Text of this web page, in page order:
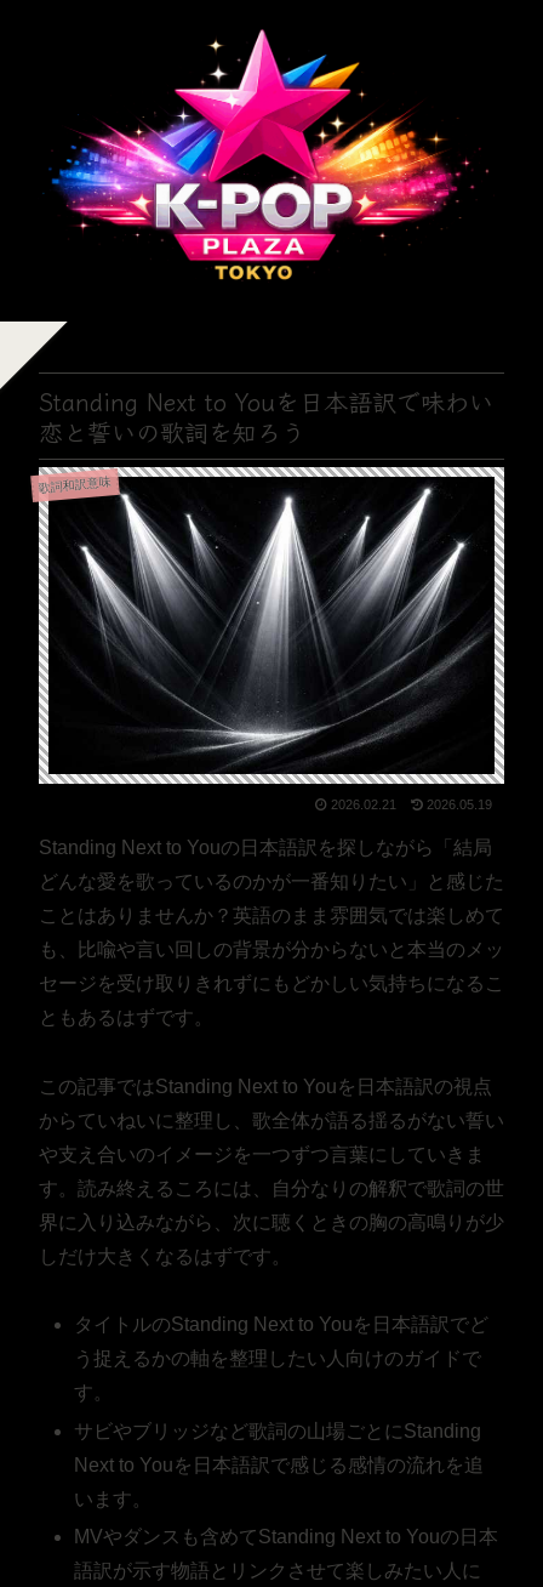
Standing Next to Youを日本語訳で味わい
恋と誓いの歌詞を知ろう
歌詞和訳意味
2026.02.21 2026.05.19
Standing Next to Youの日本語訳を探しながら「結局
どんな愛を歌っているのかが一番知りたい」と感じた
ことはありませんか？英語のまま雰囲気では楽しめて
も、比喩や言い回しの背景が分からないと本当のメッ
セージを受け取りきれずにもどかしい気持ちになるこ
ともあるはずです。
この記事ではStanding Next to Youを日本語訳の視点
からていねいに整理し、歌全体が語る揺るがない誓い
や支え合いのイメージを一つずつ言葉にしていきま
す。読み終えるころには、自分なりの解釈で歌詞の世
界に入り込みながら、次に聴くときの胸の高鳴りが少
しだけ大きくなるはずです。
タイトルのStanding Next to Youを日本語訳でど
う捉えるかの軸を整理したい人向けのガイドで
す。
サビやブリッジなど歌詞の山場ごとにStanding
Next to Youを日本語訳で感じる感情の流れを追
います。
MVやダンスも含めてStanding Next to Youの日本
語訳が示す物語とリンクさせて楽しみたい人に